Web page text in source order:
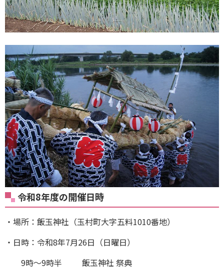
令和8年度の開催日時
・場所：飯玉神社（玉村町大字五料1010番地）
・日時：令和8年7月26日（日曜日）
9時〜9時半 飯玉神社 祭典